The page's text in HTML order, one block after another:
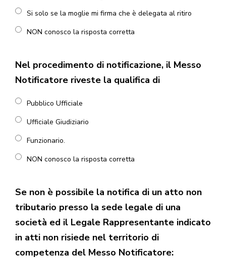
Si solo se la moglie mi firma che è delegata al ritiro
NON conosco la risposta corretta
Nel procedimento di notificazione, il Messo
Notificatore riveste la qualifica di
Pubblico Ufficiale
Ufficiale Giudiziario
Funzionario.
NON conosco la risposta corretta
Se non è possibile la notifica di un atto non
tributario presso la sede legale di una
società ed il Legale Rappresentante indicato
in atti non risiede nel territorio di
competenza del Messo Notificatore: